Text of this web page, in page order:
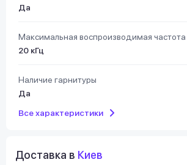
Да
Максимальная воспроизводимая частота
20 кГц
Наличие гарнитуры
Да
Все характеристики
Доставка в Киев